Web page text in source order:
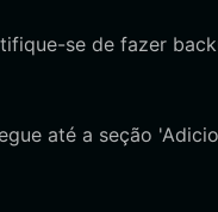
se de fazer
até a seção